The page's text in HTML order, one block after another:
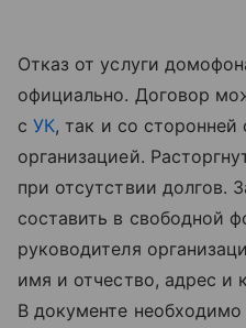
Отказ от услуги
официально. Договор
сУК, так и со сторонней
организацией.
при отсутствии долгов.
составить в свободной
руководителя
имя и отчество, адрес и
В документе